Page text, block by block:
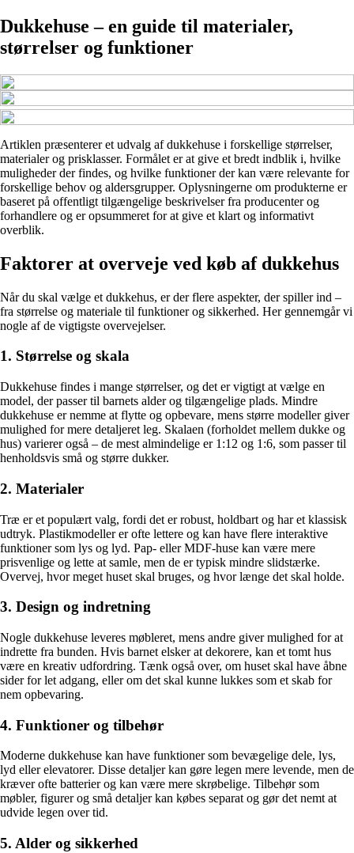
Dukkehuse – en guide til materialer,
størrelser og funktioner
Artiklen præsenterer et udvalg af dukkehuse i forskellige størrelser,
materialer og prisklasser. Formålet er at give et bredt indblik i, hvilke
muligheder der findes, og hvilke funktioner der kan være relevante for
forskellige behov og aldersgrupper. Oplysningerne om produkterne er
baseret på offentligt tilgængelige beskrivelser fra producenter og
forhandlere og er opsummeret for at give et klart og informativt
overblik.
Faktorer at overveje ved køb af dukkehus
Når du skal vælge et dukkehus, er der flere aspekter, der spiller ind –
fra størrelse og materiale til funktioner og sikkerhed. Her gennemgår vi
nogle af de vigtigste overvejelser.
1. Størrelse og skala
Dukkehuse findes i mange størrelser, og det er vigtigt at vælge en
model, der passer til barnets alder og tilgængelige plads. Mindre
dukkehuse er nemme at flytte og opbevare, mens større modeller giver
mulighed for mere detaljeret leg. Skalaen (forholdet mellem dukke og
hus) varierer også – de mest almindelige er 1:12 og 1:6, som passer til
henholdsvis små og større dukker.
2. Materialer
Træ er et populært valg, fordi det er robust, holdbart og har et klassisk
udtryk. Plastikmodeller er ofte lettere og kan have flere interaktive
funktioner som lys og lyd. Pap- eller MDF-huse kan være mere
prisvenlige og lette at samle, men de er typisk mindre slidstærke.
Overvej, hvor meget huset skal bruges, og hvor længe det skal holde.
3. Design og indretning
Nogle dukkehuse leveres møbleret, mens andre giver mulighed for at
indrette fra bunden. Hvis barnet elsker at dekorere, kan et tomt hus
være en kreativ udfordring. Tænk også over, om huset skal have åbne
sider for let adgang, eller om det skal kunne lukkes som et skab for
nem opbevaring.
4. Funktioner og tilbehør
Moderne dukkehuse kan have funktioner som bevægelige dele, lys,
lyd eller elevatorer. Disse detaljer kan gøre legen mere levende, men de
kræver ofte batterier og kan være mere skrøbelige. Tilbehør som
møbler, figurer og små detaljer kan købes separat og gør det nemt at
udvide legen over tid.
5. Alder og sikkerhed